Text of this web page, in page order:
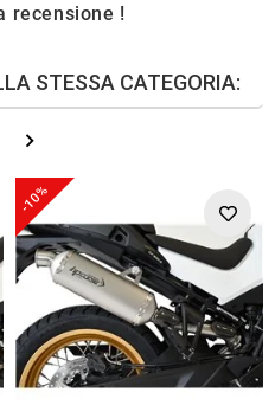
recensione !
STESSA CATEGORIA:
-10%